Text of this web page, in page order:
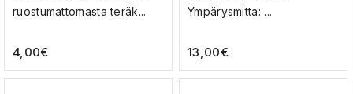
ruostumattomasta teräk...
4,00€
Ympärysmitta: ...
13,00€